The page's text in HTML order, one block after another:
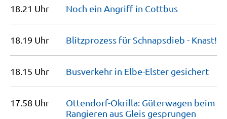
18.21 Uhr Noch ein Angriff in Cottbus
18.19 Uhr Blitzprozess für Schnapsdieb - Knast!
18.15 Uhr Busverkehr in Elbe-Elster gesichert
17.58 Uhr
Ottendorf-Okrilla: Güterwagen beim
Rangieren aus Gleis gesprungen